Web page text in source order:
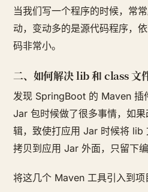
当我们写一个程序的时候，常
动，变动多的是源代码程序，
码非常小。
二、如何解决 lib 和 class 文
发现 SpringBoot 的 Maven 插
Jar 包时候做了很多事情，如
辑，致使打应用 Jar 时候将 lib
拷贝到应用 Jar 外面，只留下
将这几个 Maven 工具引入到